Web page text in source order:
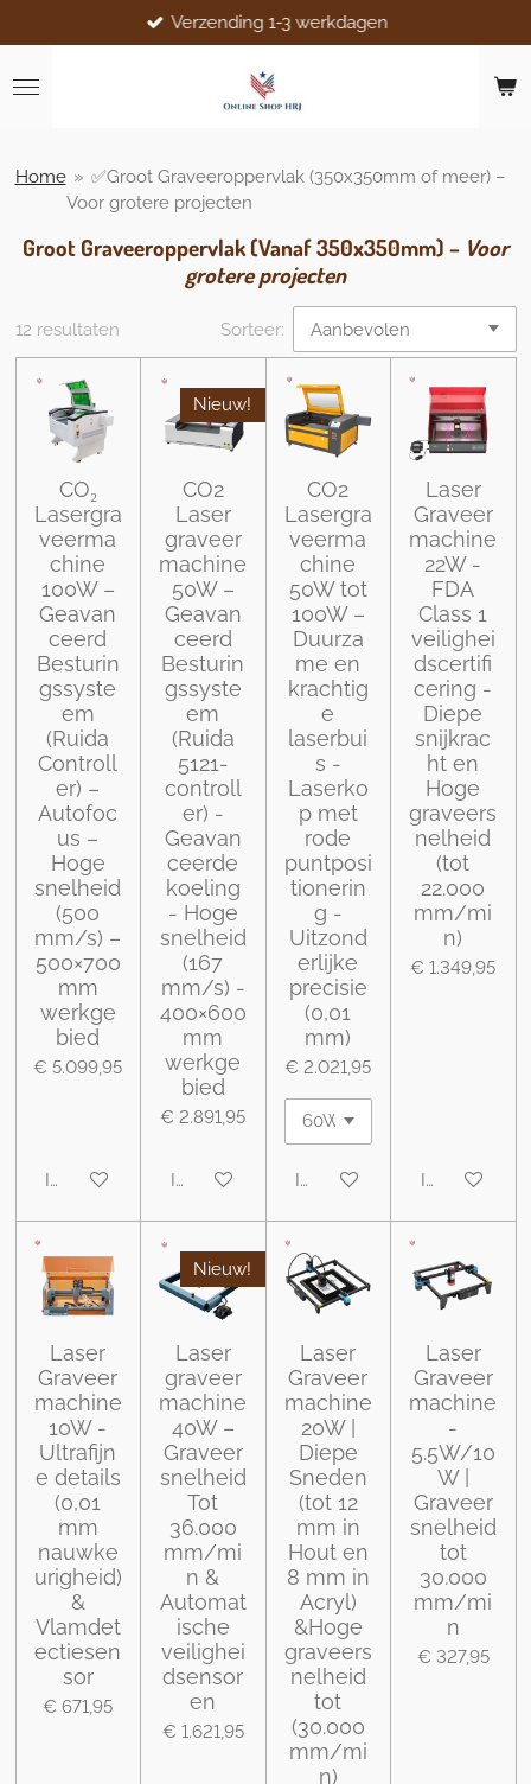
direct
naar
de
Verzending 1-3 werkdagen
Home » ✅Groot Graveeroppervlak (350x350mm of meer) –
Voor grotere projecten
Groot Graveeroppervlak (Vanaf 350x350mm) – Voor
grotere projecten
12 resultaten Sorteer:
CO₂
Lasergra
veerma
chine
100W –
Geavan
ceerd
Besturin
gssyste
em
(Ruida
Controll
er) –
Autofoc
us –
Hoge
snelheid
(500
mm/s) –
500×700
mm
werkge
bied
€ 5.099,95
In winkelwagen
Nieuw!
CO2
Laser
graveer
machine
50W –
Geavan
ceerd
Besturin
gssyste
em
(Ruida
5121-
controll
er) -
Geavan
ceerde
koeling
- Hoge
snelheid
(167
mm/s) -
400×600
mm
werkge
bied
€ 2.891,95
In winkelwagen
CO2
Lasergra
veerma
chine
50W tot
100W –
Duurza
me en
krachtig
e
laserbui
s -
Laserko
p met
rode
puntposi
tionerin
g -
Uitzond
erlijke
precisie
(0,01
mm)
€ 2.021,95
In winkelwagen
Laser
Graveer
machine
22W -
FDA
Class 1
veilighei
dscertifi
cering -
Diepe
snijkrac
ht en
Hoge
graveers
nelheid
(tot
22.000
mm/mi
n)
€ 1.349,95
In
Laser
Graveer
machine
10W -
Ultrafijn
e details
(0,01
mm
nauwke
urigheid)
&
Vlamdet
ectiesen
sor
€ 671,95
Nieuw!
Laser
graveer
machine
40W –
Graveer
snelheid
Tot
36.000
mm/mi
n &
Automat
ische
veilighei
dsensor
en
€ 1.621,95
Laser
Graveer
machine
20W |
Diepe
Sneden
(tot 12
mm in
Hout en
8 mm in
Acryl)
&Hoge
graveers
nelheid
tot
(30.000
mm/mi
n)
Laser
Graveer
machine
-
5.5W/10
W |
Graveer
snelheid
tot
30.000
mm/mi
n
€ 327,95